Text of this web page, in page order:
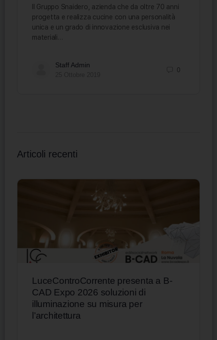
Il Gruppo Snaidero, azienda che da oltre 70 anni
progetta e realizza cucine con una personalità
unica e un grado di innovazione esclusiva nei
materiali…
Staff Admin
0
Articoli recenti
LuceControCorrente presenta a B-
CAD Expo 2026 soluzioni di
illuminazione su misura per
l’architettura